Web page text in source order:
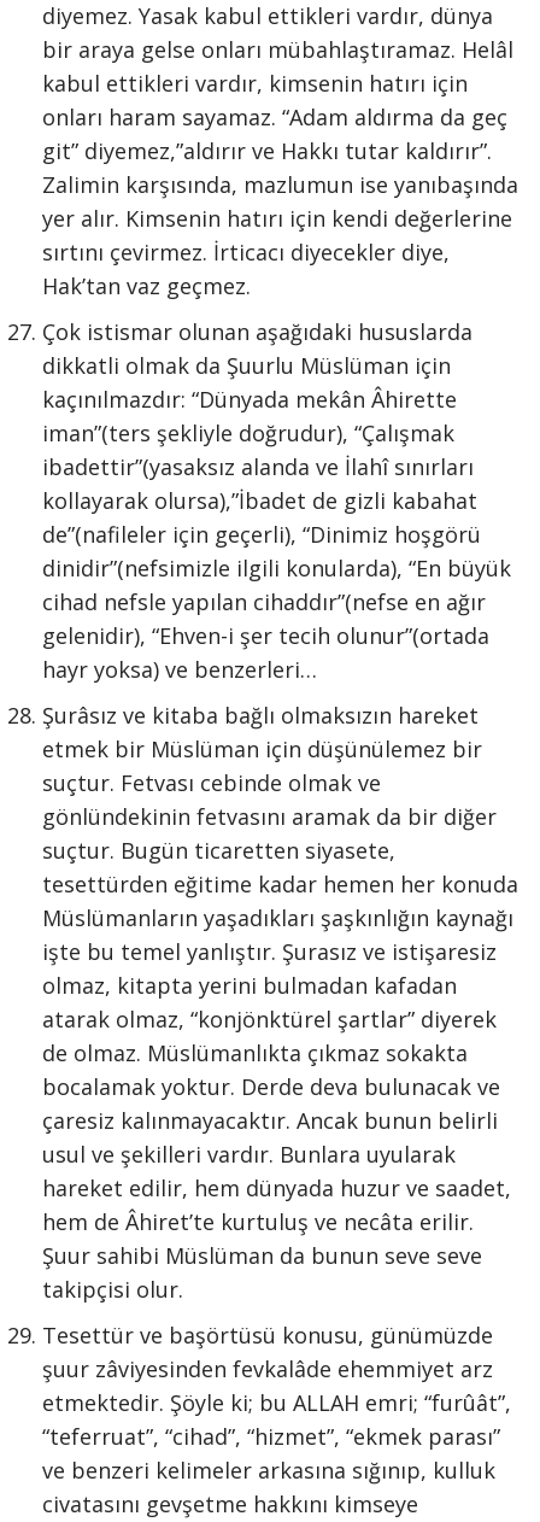
diyemez. Yasak kabul ettikleri vardır, dünya
bir araya gelse onları mübahlaştıramaz. Helâl
kabul ettikleri vardır, kimsenin hatırı için
onları haram sayamaz. “Adam aldırma da geç
git” diyemez,”aldırır ve Hakkı tutar kaldırır”.
Zalimin karşısında, mazlumun ise yanıbaşında
yer alır. Kimsenin hatırı için kendi değerlerine
sırtını çevirmez. İrticacı diyecekler diye,
Hak’tan vaz geçmez.
Çok istismar olunan aşağıdaki hususlarda
dikkatli olmak da Şuurlu Müslüman için
kaçınılmazdır: “Dünyada mekân Âhirette
iman”(ters şekliyle doğrudur), “Çalışmak
ibadettir”(yasaksız alanda ve İlahî sınırları
kollayarak olursa),”İbadet de gizli kabahat
de”(nafileler için geçerli), “Dinimiz hoşgörü
dinidir”(nefsimizle ilgili konularda), “En büyük
cihad nefsle yapılan cihaddır”(nefse en ağır
gelenidir), “Ehven-i şer tecih olunur”(ortada
hayr yoksa) ve benzerleri…
Şurâsız ve kitaba bağlı olmaksızın hareket
etmek bir Müslüman için düşünülemez bir
suçtur. Fetvası cebinde olmak ve
gönlündekinin fetvasını aramak da bir diğer
suçtur. Bugün ticaretten siyasete,
tesettürden eğitime kadar hemen her konuda
Müslümanların yaşadıkları şaşkınlığın kaynağı
işte bu temel yanlıştır. Şurasız ve istişaresiz
olmaz, kitapta yerini bulmadan kafadan
atarak olmaz, “konjönktürel şartlar” diyerek
de olmaz. Müslümanlıkta çıkmaz sokakta
bocalamak yoktur. Derde deva bulunacak ve
çaresiz kalınmayacaktır. Ancak bunun belirli
usul ve şekilleri vardır. Bunlara uyularak
hareket edilir, hem dünyada huzur ve saadet,
hem de Âhiret’te kurtuluş ve necâta erilir.
Şuur sahibi Müslüman da bunun seve seve
takipçisi olur.
Tesettür ve başörtüsü konusu, günümüzde
şuur zâviyesinden fevkalâde ehemmiyet arz
etmektedir. Şöyle ki; bu ALLAH emri; “furûât”,
“teferruat”, “cihad”, “hizmet”, “ekmek parası”
ve benzeri kelimeler arkasına sığınıp, kulluk
civatasını gevşetme hakkını kimseye